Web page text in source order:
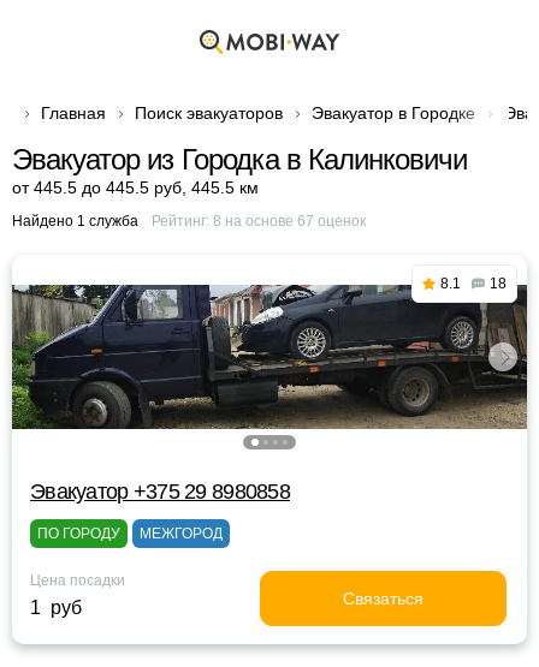
Главная Поиск эвакуаторов Эвакуатор в Городке
Эвакуатор из Городка в Калинковичи
от 445.5 до 445.5 руб 445.5 км
Найдено 1 служба Рейтинг: 8 на основе 67 оценок
8.1 18
Эвакуатор +375 29 8980858
ПО ГОРОДУ МЕЖГОРОД
Цена посадки
1 руб Связаться